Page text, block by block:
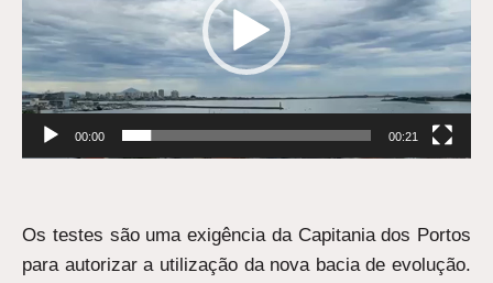
00:00 00:21
Os testes são uma exigência da Capitania dos Portos
para autorizar a utilização da nova bacia de evolução.